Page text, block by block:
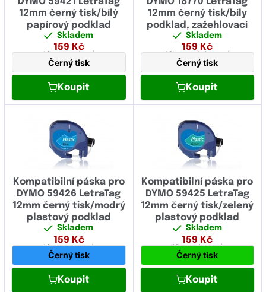
12mm černý tisk/bílý
papírový podklad
Skladem
159 Kč
12 mmpapírová
Černý tisk
Koupit
12mm černý tisk/bíly
podklad, zažehlovací
Skladem
159 Kč
12 mmzažehlovací
Černý tisk
Koupit
Kompatibilní páska pro
DYMO 59426 LetraTag
12mm černý tisk/modrý
plastový podklad
Skladem
159 Kč
12 mmplastová
Černý tisk
Koupit
Kompatibilní páska pro
DYMO 59425 LetraTag
12mm černý tisk/zelený
plastový podklad
Skladem
159 Kč
12 mmplastová
Černý tisk
Koupit